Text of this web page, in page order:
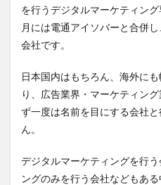
を行うデジタルマーケティン
月には電通アイソバーと合併
会社です。
日本国内はもちろん、海外に
り、広告業界・マーケティン
ず一度は名前を目にする会社
ん。
デジタルマーケティングを行
ングのみを行う会社などもあ